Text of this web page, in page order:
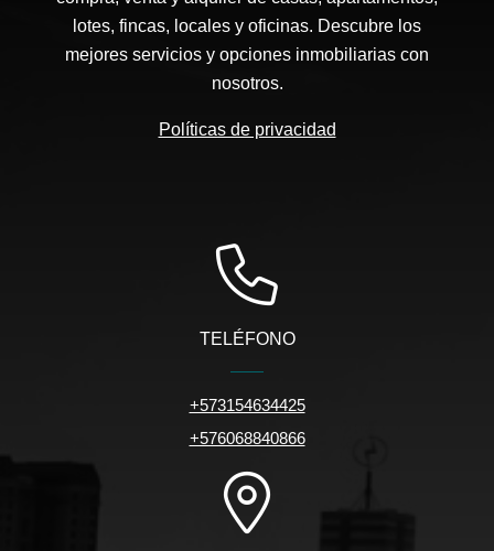
lotes, fincas, locales y oficinas. Descubre los
mejores servicios y opciones inmobiliarias con
nosotros.
Políticas de privacidad
TELÉFONO
+573154634425
+576068840866